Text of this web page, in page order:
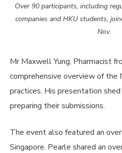
Over 90 participants, including
companies and HKU students,
Nov.
Mr Maxwell Yung, Pharmacist
comprehensive overview of the
practices. His presentation
preparing their submissions.
The event also featured an
Singapore. Pearle shared an